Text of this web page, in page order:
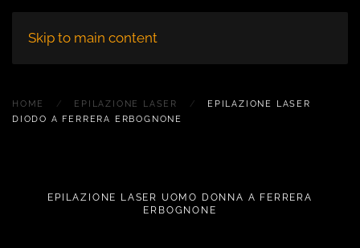
Skip to main content
HOME EPILAZIONE LASER
EPILAZIONE LASER
DIODO A FERRERA ERBOGNONE
EPILAZIONE LASER UOMO DONNA A FERRERA
ERBOGNONE